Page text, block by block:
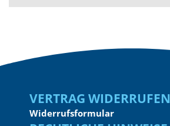
Vertrag widerrufen
Widerrufsformular